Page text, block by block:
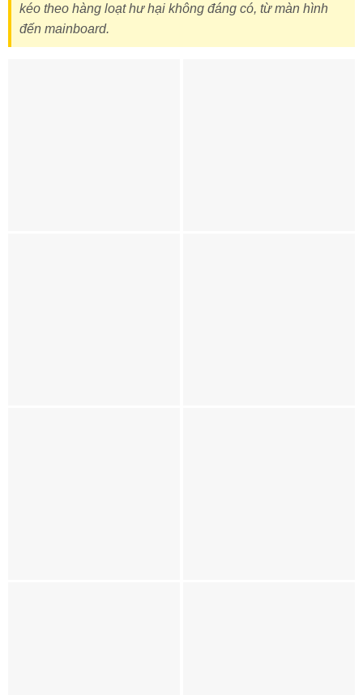
kéo theo hàng loạt hư hại không đáng có, từ màn hình
đến mainboard.